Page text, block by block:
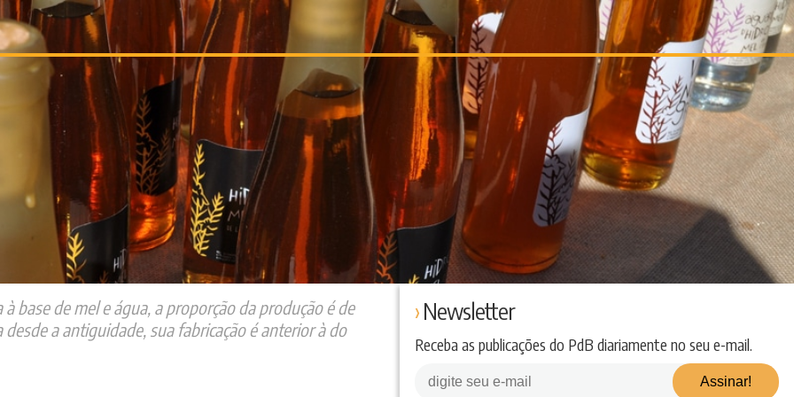
base de mel e água, a proporção da produção é de
a antiguidade, sua fabricação é anterior à do
Newsletter
Receba as publicações do PdB diariamente no seu e-mail.